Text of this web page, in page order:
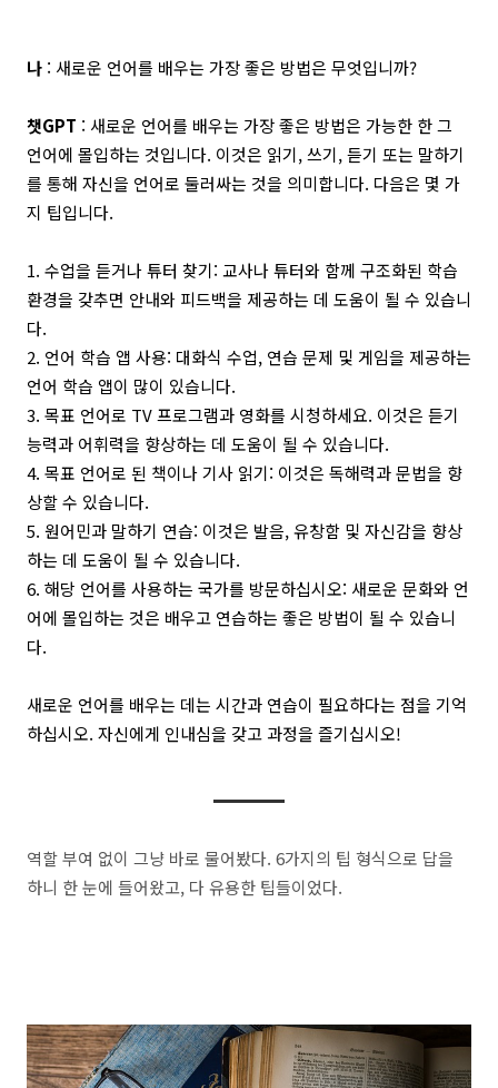
나 : 새로운 언어를 배우는 가장 좋은 방법은 무엇입니까?
챗GPT : 새로운 언어를 배우는 가장 좋은 방법은 가능한 한 그
언어에 몰입하는 것입니다. 이것은 읽기, 쓰기, 듣기 또는 말하기
를 통해 자신을 언어로 둘러싸는 것을 의미합니다. 다음은 몇 가
지 팁입니다.
1. 수업을 듣거나 튜터 찾기: 교사나 튜터와 함께 구조화된 학습
환경을 갖추면 안내와 피드백을 제공하는 데 도움이 될 수 있습니
다.
2. 언어 학습 앱 사용: 대화식 수업, 연습 문제 및 게임을 제공하는
언어 학습 앱이 많이 있습니다.
3. 목표 언어로 TV 프로그램과 영화를 시청하세요. 이것은 듣기
능력과 어휘력을 향상하는 데 도움이 될 수 있습니다.
4. 목표 언어로 된 책이나 기사 읽기: 이것은 독해력과 문법을 향
상할 수 있습니다.
5. 원어민과 말하기 연습: 이것은 발음, 유창함 및 자신감을 향상
하는 데 도움이 될 수 있습니다.
6. 해당 언어를 사용하는 국가를 방문하십시오: 새로운 문화와 언
어에 몰입하는 것은 배우고 연습하는 좋은 방법이 될 수 있습니
다.
새로운 언어를 배우는 데는 시간과 연습이 필요하다는 점을 기억
하십시오. 자신에게 인내심을 갖고 과정을 즐기십시오!
역할 부여 없이 그냥 바로 물어봤다. 6가지의 팁 형식으로 답을
하니 한 눈에 들어왔고, 다 유용한 팁들이었다.